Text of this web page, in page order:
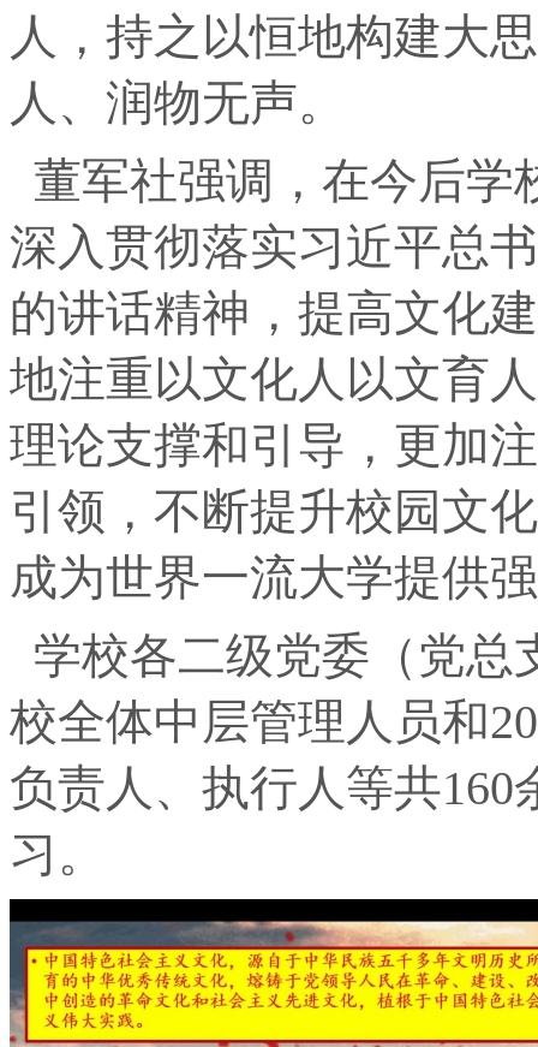
人，持之以恒地构建大
人、润物无声。
董军社强调，在今后学
深入贯彻落实习近平总
的讲话精神，提高文化
地注重以文化人以文育
理论支撑和引导，更加
引领，不断提升校园文
成为世界一流大学提供
学校各二级党委（党总
校全体中层管理人员和
负责人、执行人等共
习。